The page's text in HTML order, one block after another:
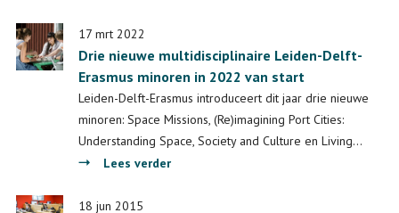
17 mrt 2022
Drie nieuwe multidisciplinaire Leiden-Delft-
Erasmus minoren in 2022 van start
Leiden-Delft-Erasmus introduceert dit jaar drie nieuwe
minoren: Space Missions, (Re)imagining Port Cities:
Understanding Space, Society and Culture en Living…
Lees verderover
18 jun 2015